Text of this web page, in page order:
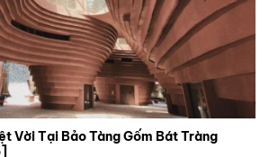
Vời Tại Bảo Tàng Gốm Bát Tràng